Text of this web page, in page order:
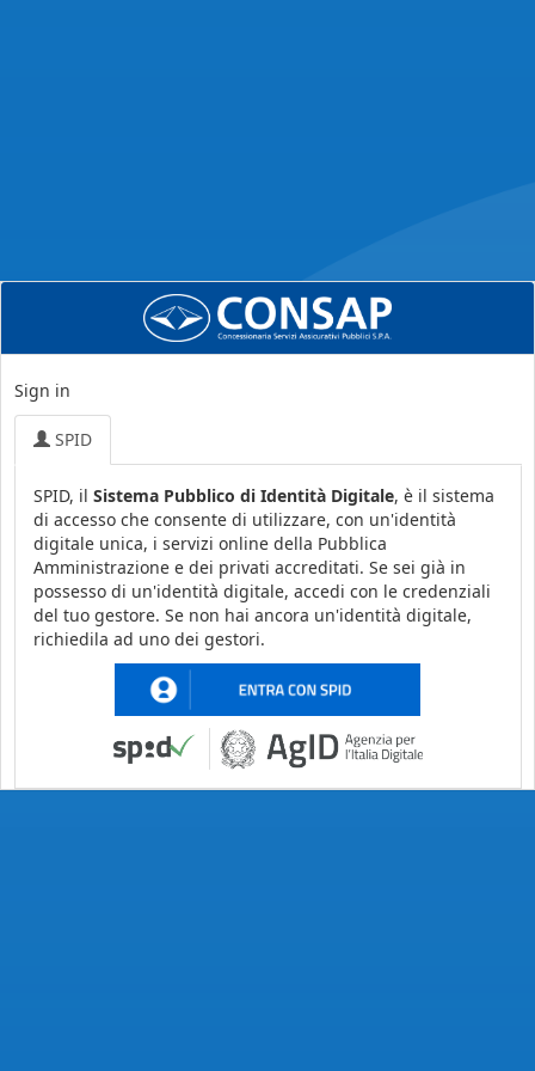
Sign in
SPID
SPID, il Sistema Pubblico di Identità Digitale, è il sistema
di accesso che consente di utilizzare, con un'identità
digitale unica, i servizi online della Pubblica
Amministrazione e dei privati accreditati. Se sei già in
possesso di un'identità digitale, accedi con le credenziali
del tuo gestore. Se non hai ancora un'identità digitale,
richiedila ad uno dei gestori.